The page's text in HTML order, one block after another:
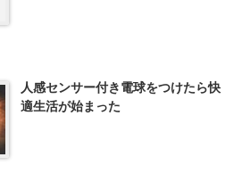
人感センサー付き電球をつけたら快
適生活が始まった